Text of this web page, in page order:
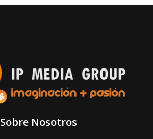
Sobre Nosotros